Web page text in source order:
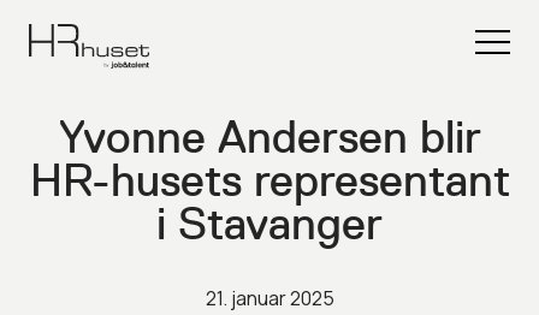
Yvonne Andersen blir
HR-husets representant
i Stavanger
21. januar 2025